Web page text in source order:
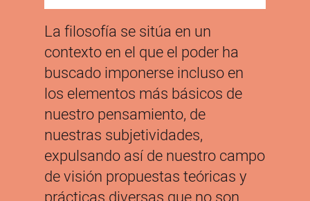
La filosofía se sitúa en un
contexto en el que el poder ha
buscado imponerse incluso en
los elementos más básicos de
nuestro pensamiento, de
nuestras subjetividades,
expulsando así de nuestro campo
de visión propuestas teóricas y